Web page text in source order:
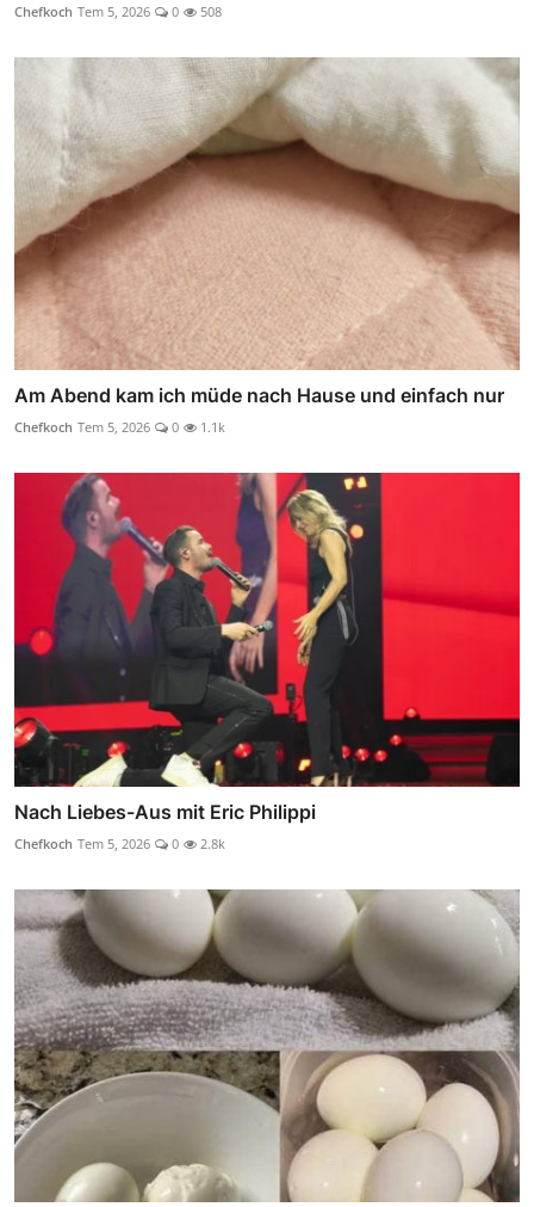
Chefkoch Tem 5, 2026 0 508
Am Abend kam ich müde nach Hause und einfach nur
Chefkoch Tem 5, 2026 0 1.1k
Nach Liebes-Aus mit Eric Philippi
Chefkoch Tem 5, 2026 0 2.8k